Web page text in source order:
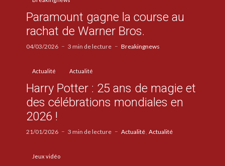
Paramount gagne la course au
rachat de Warner Bros.
04/03/2026 3 min de lecture Breakingnews
Actualité Actualité
Harry Potter : 25 ans de magie et
des célébrations mondiales en
2026 !
21/01/2026 3 min de lecture Actualité Actualité
Jeux vidéo